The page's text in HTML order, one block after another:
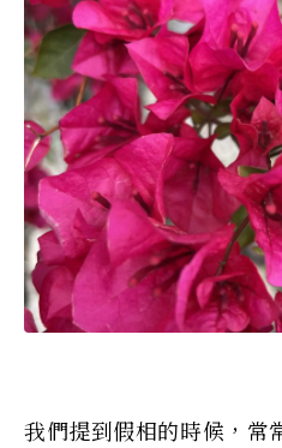
我們提到假相的時候，常